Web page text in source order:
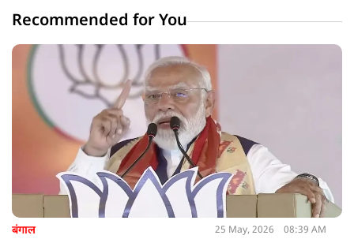
Recommended for You
बंगाल 25 May, 2026 08:39 AM